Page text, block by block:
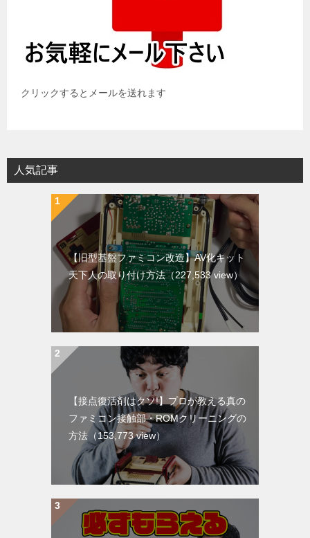
クリックするとメールを送れます
人気記事
【旧型基盤ファミコン改造】AV化キット
天下人の取り付け方法（227,533 view）
【接点復活剤はクソ!】プロが教える真の
ファミコン接触部・ROMクリーニングの
方法（153,773 view）